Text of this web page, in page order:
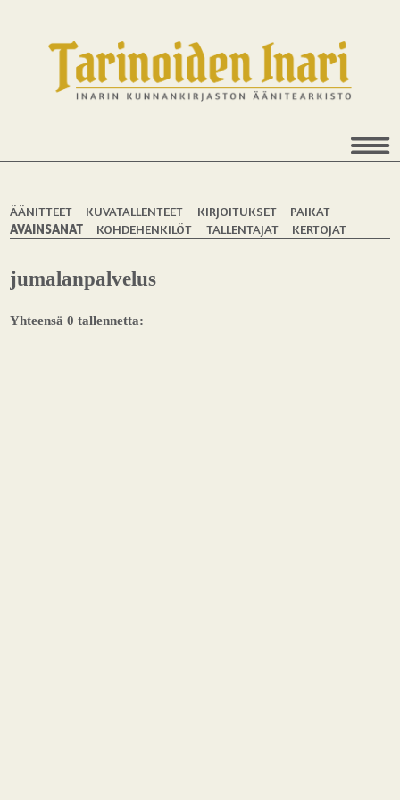
ÄÄNITTEET KUVATALLENTEET KIRJOITUKSET
PAIKAT
AVAINSANAT
KOHDEHENKILÖT TALLENTAJAT KERTOJAT
jumalanpalvelus
Yhteensä 0 tallennetta: